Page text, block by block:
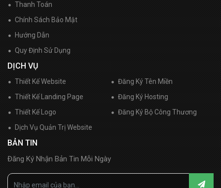
Thanh Toán
Chính Sách Bảo Mật
Hướng Dẫn
Quy Định Sử Dụng
DỊCH VỤ
Thiết Kế Website
Đăng Ký Tên Miền
Thiết Kế Landing Page
Đăng Ký Hosting
Thiết Kế Logo
Đăng Ký Bộ Công Thương
Dịch Vụ Quản Trị Website
BẢN TIN
Đăng Ký Nhận Bản Tin Mỗi Ngày